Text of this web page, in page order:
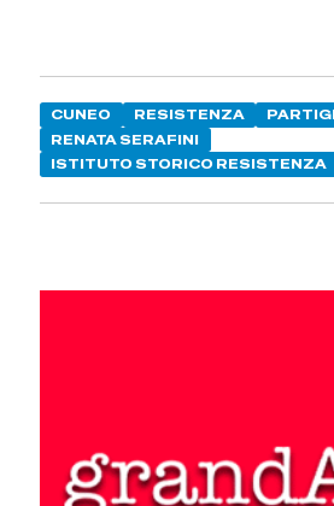
CUNEO RESISTENZA
RENATA SERAFINI
ISTITUTO STORICO RESISTENZA